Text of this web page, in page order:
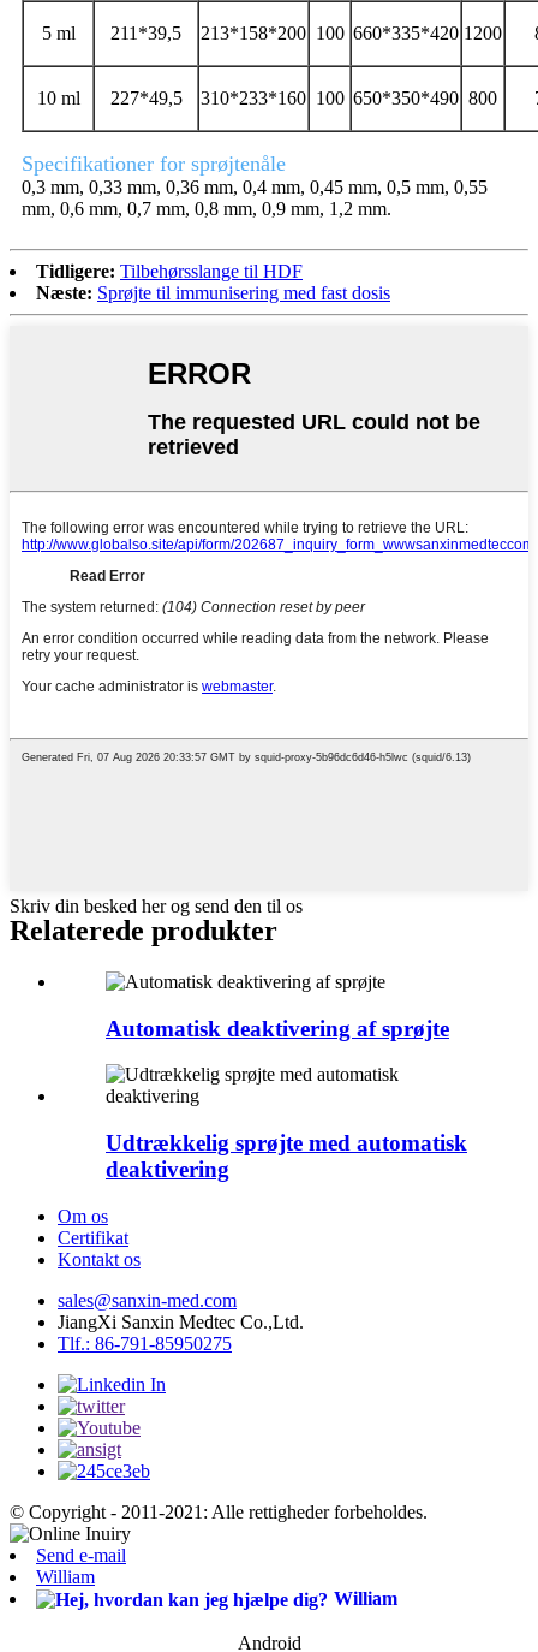
5 ml 211*39,5 213*158*200 100 660*335*420 1200
10 ml 227*49,5 310*233*160 100 650*350*490 800
Specifikationer for sprøjtenåle
0,3 mm, 0,33 mm, 0,36 mm, 0,4 mm, 0,45 mm, 0,5 mm, 0,55
mm, 0,6 mm, 0,7 mm, 0,8 mm, 0,9 mm, 1,2 mm.
Tidligere: Tilbehørsslange til HDF
Næste: Sprøjte til immunisering med fast dosis
Skriv din besked her og send den til os
Relaterede produkter
Automatisk deaktivering af sprøjte
Udtrækkelig sprøjte med automatisk
deaktivering
Om os
Certifikat
Kontakt os
sales@sanxin-med.com
JiangXi Sanxin Medtec Co.,Ltd.
Tlf.: 86-791-85950275
© Copyright - 2011-2021: Alle rettigheder forbeholdes.
Send e-mail
William
William
Android